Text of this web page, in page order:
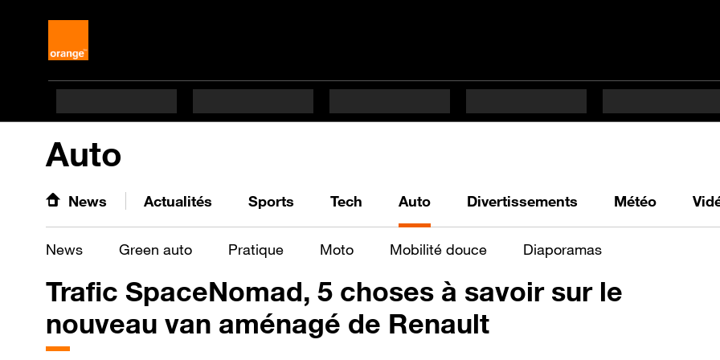
Auto
News Actualités Sports Tech Auto Divertissements Météo
News Green auto Pratique Moto Mobilité douce Diaporamas
Trafic SpaceNomad, 5 choses à savoir sur le
nouveau van aménagé de Renault